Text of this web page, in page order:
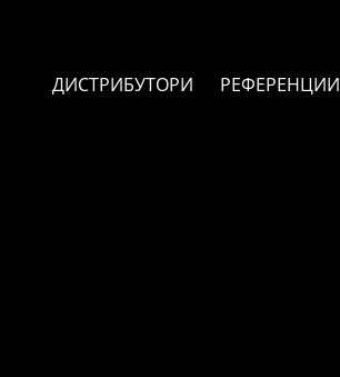
ДИСТРИБУТОРИ РЕФЕРЕНЦИИ